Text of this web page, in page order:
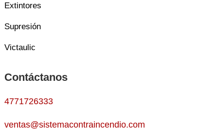
Extintores
Supresión
Victaulic
Contáctanos
4771726333
ventas@sistemacontraincendio.com